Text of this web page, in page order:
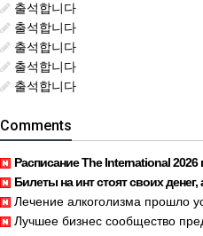
출석합니다
출석합니다
출석합니다
출석합니다
출석합니다
Comments
Расписание The International 2026
Билеты на инт стоят своих денег,
Лечение алкоголизма прошло успешно,
Лучшее бизнес сообщество